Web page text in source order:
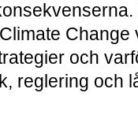
och
reglering och